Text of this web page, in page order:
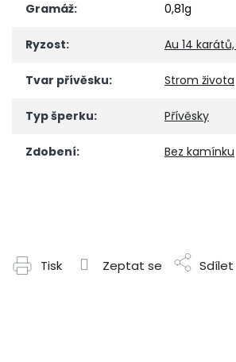
Gramáž: 0,81g
Ryzost: Au 14
Tvar přívěsku: Strom života
Typ šperku: Přívěsky
Zdobení: Bez kamínku
Tisk Zeptat se Sdílet